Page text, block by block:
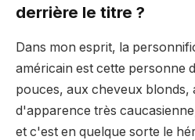
derrière le titre ?
Dans mon esprit, la
américain est cette personne
pouces, aux cheveux blonds,
d'apparence très
et c'est en quelque sorte le